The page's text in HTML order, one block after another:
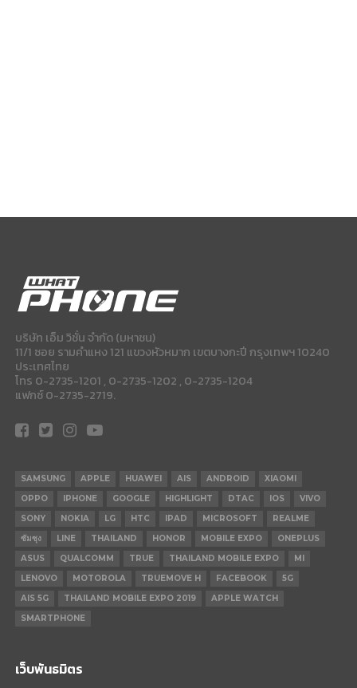
บริษัท เอ็ม วิชั่น จำกัด (มหาชน)
11/1 ซอย รามคำแหง 121 แขวงหัวหมาก เขตบางกะปี กรุงเทพฯ 10240
ประเทศไทย
โทร 0-2735-1201 , 0-2735-1202 , 0-2735-1204
แฟกซ์ 0-2735-2719.
SAMSUNG APPLE HUAWEI AIS ANDROID
XIAOMI
OPPO
IPHONE GOOGLE HIGHLIGHT DTAC IOS
VIVO
SONY
NOKIA LG HTC IPAD MICROSOFT
REALME
ซัมซุง
LINE THAILAND HONOR MOBILE EXPO
ONEPLUS
ASUS
QUALCOMM TRUE THAILAND MOBILE EXPO
MI
LENOVO
MOTOROLA TRUEMOVE H FACEBOOK
5G
AIS 5G
THAILAND MOBILE EXPO 2019
APPLE WATCH
SMARTPHONE
เว็บพันธมิตร